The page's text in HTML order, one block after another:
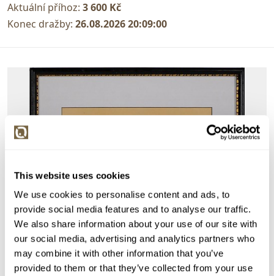
This website uses cookies
We use cookies to personalise content and ads, to
provide social media features and to analyse our traffic.
We also share information about your use of our site with
our social media, advertising and analytics partners who
may combine it with other information that you’ve
provided to them or that they’ve collected from your use
Aktuální příhoz: 3 600 Kč
Konec dražby: 26.08.2026 20:09:00